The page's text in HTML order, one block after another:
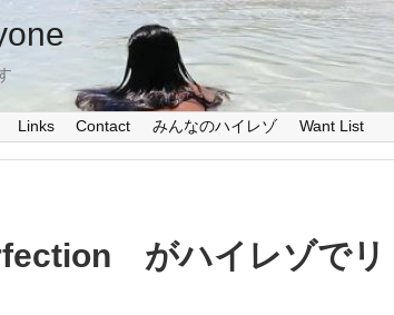
Links Contact みんなのハイレゾ Want List
がハイレゾでリ